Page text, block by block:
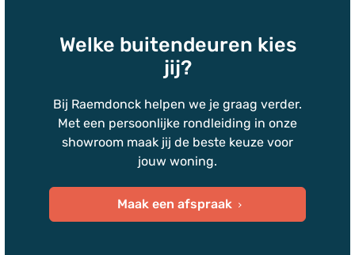
Welke buitendeuren kies
jij?
Bij Raemdonck helpen we je graag verder.
Met een persoonlijke rondleiding in onze
showroom maak jij de beste keuze voor
jouw woning.
Maak een afspraak